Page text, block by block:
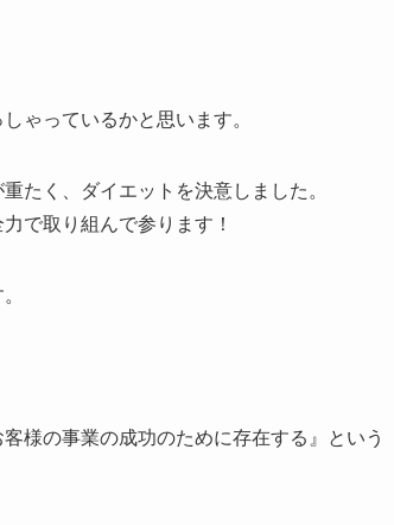
ゃっているかと思います。
たく、ダイエットを決意しました。
で取り組んで参ります！
様の事業の成功のために存在する』という